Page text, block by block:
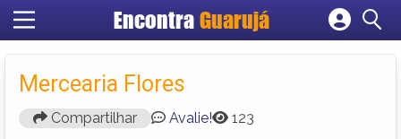
Encontra Guarujá
Cadastrar empresa
Criar conta
Mercearia Flores
Compartilhar Avalie! 123